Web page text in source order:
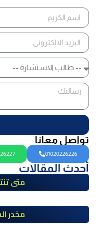
تواصل معانا
01020226226
أحدث المقالات
متى
مخدر